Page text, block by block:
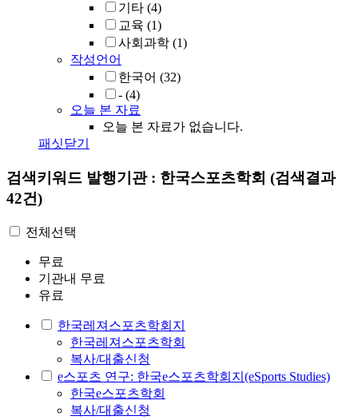
기타 (4)
교육 (1)
사회과학 (1)
작성언어
한국어 (32)
- (4)
오늘 본 자료
오늘 본 자료가 없습니다.
패싯닫기
검색키워드 발행기관 : 한국스포츠학회 (검색결과
42건)
전체선택
무료
기관내 무료
유료
한국레져스포츠학회지
한국레져스포츠학회
복사/대출신청
e스포츠 연구: 한국e스포츠학회지(eSports Studies)
한국e스포츠학회
복사/대출신청